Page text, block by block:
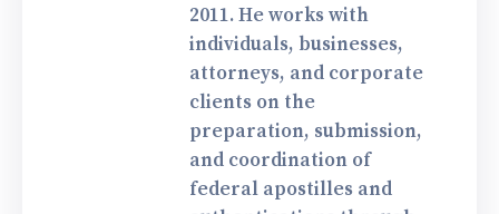
2011. He works with
individuals, businesses,
attorneys, and corporate
clients on the
preparation, submission,
and coordination of
federal apostilles and